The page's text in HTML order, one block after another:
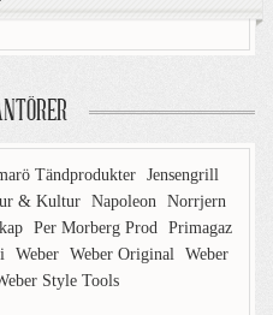
Tändprodukter Jensengrill
& Kultur Napoleon Norrjern
Per Morberg Prod Primagaz
Weber Weber Original Weber
Style Tools